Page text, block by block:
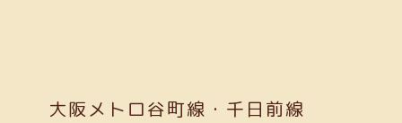
大阪メトロ谷町線・千日前線